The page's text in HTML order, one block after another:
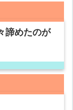
諦めたのが